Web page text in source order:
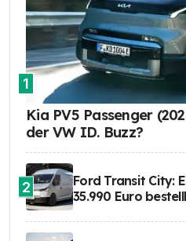
1
Kia PV5 Passenger
der VW ID. Buzz?
2
Ford Transit City:
35.990 Euro